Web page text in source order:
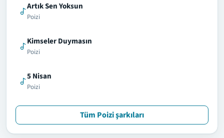
Artık Sen Yoksun
Poizi
Kimseler Duymasın
Poizi
5 Nisan
Poizi
Tüm Poizi şarkıları